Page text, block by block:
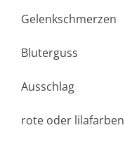
Gelenkschmerzen
Bluterguss
Ausschlag
rote oder